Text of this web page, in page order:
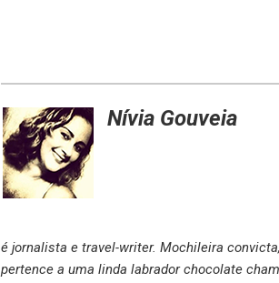
Nívia Gouveia
é jornalista e travel-writer. Mochileira
pertence a uma linda labrador chocolate